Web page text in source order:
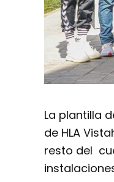
La plantilla
de HLA
resto del